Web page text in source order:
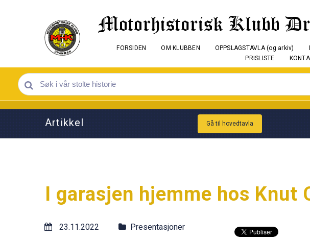
FORSIDEN OM KLUBBEN OPPSLAGSTAVLA (og arkiv)
PRISLISTE
Artikkel Gå til hovedtavla
I garasjen hjemme hos Knut
23.11.2022 Presentasjoner